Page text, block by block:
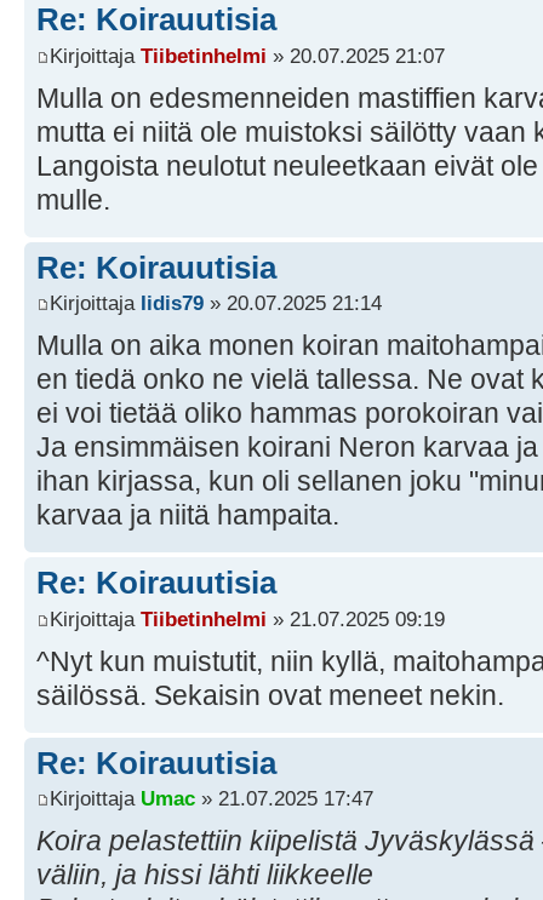
Re: Koirauutisia
Kirjoittaja Tiibetinhelmi » 20.07.2025 21:07
Mulla on edesmenneiden mastiffien
mutta ei niitä ole muistoksi säilötty vaan
Langoista neulotut neuleetkaan eivät
mulle.
Re: Koirauutisia
Kirjoittaja Iidis79 » 20.07.2025 21:14
Mulla on aika monen koiran
en tiedä onko ne vielä tallessa. Ne ovat
ei voi tietää oliko hammas porokoiran
Ja ensimmäisen koirani Neron karvaa
ihan kirjassa, kun oli sellanen joku
karvaa ja niitä hampaita.
Re: Koirauutisia
Kirjoittaja Tiibetinhelmi » 21.07.2025 09:19
^Nyt kun muistutit, niin kyllä,
säilössä. Sekaisin ovat meneet nekin.
Re: Koirauutisia
Kirjoittaja Umac » 21.07.2025 17:47
Koira pelastettiin kiipelistä
väliin, ja hissi lähti liikkeelle